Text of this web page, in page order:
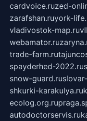
cardvoice.ruzed-
zarafshan.ruyork-
vladivostok-map.ru
webamator.ru
trade-farm.ru
spayderhed-2022.ru
snow-guard.ru
shkurki-karakulya.ru
ecolog.org.ru
autodoctorservis.ru